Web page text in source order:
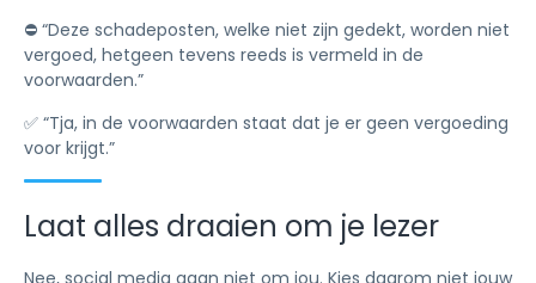
⛔️ “Deze schadeposten, welke niet zijn gedekt, worden niet
vergoed, hetgeen tevens reeds is vermeld in de
voorwaarden.”
✅ “Tja, in de voorwaarden staat dat je er geen vergoeding
voor krijgt.”
Laat alles draaien om je lezer
Nee, social media gaan niet om jou. Kies daarom niet jouw